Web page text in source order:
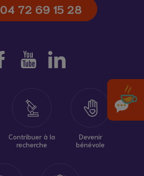
04 72 69 15 28
Contribuer à la
recherche
Devenir
bénévole